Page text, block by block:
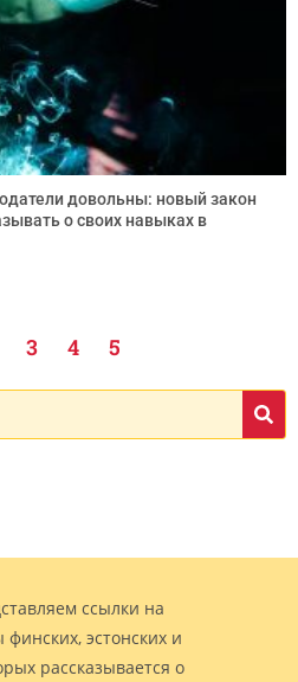
довольны: новый закон
о своих навыках в
3 4 5
ссылки на
эстонских и
рассказывается о